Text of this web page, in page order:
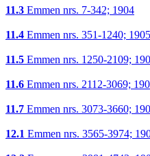
11.3 Emmen nrs. 7-342; 1904
11.4 Emmen nrs. 351-1240; 1905
11.5 Emmen nrs. 1250-2109;
11.6 Emmen nrs. 2112-3069;
11.7 Emmen nrs. 3073-3660;
12.1 Emmen nrs. 3565-3974;